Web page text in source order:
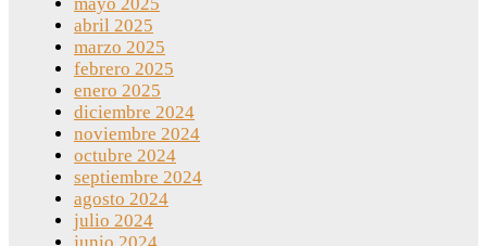
mayo 2025
abril 2025
marzo 2025
febrero 2025
enero 2025
diciembre 2024
noviembre 2024
octubre 2024
septiembre 2024
agosto 2024
julio 2024